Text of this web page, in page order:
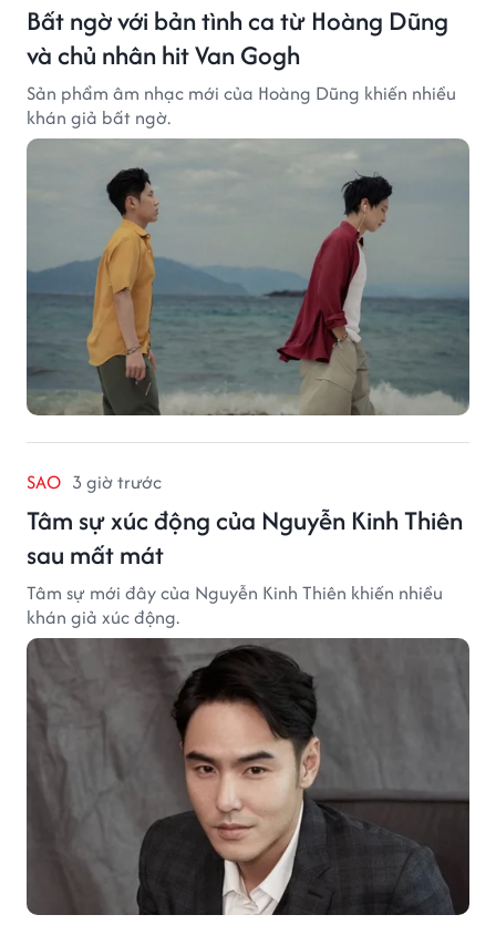
Bất ngờ với bản tình ca từ Hoàng Dũng
và chủ nhân hit Van Gogh
Sản phẩm âm nhạc mới của Hoàng Dũng khiến nhiều
khán giả bất ngờ.
SAO 3 giờ trước
Tâm sự xúc động của Nguyễn Kinh Thiên
sau mất mát
Tâm sự mới đây của Nguyễn Kinh Thiên khiến nhiều
khán giả xúc động.